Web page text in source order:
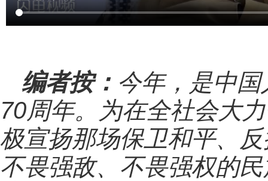
编者按： 今年，是中
70周年。为在全社会大
极宣扬那场保卫和平、
不畏强敌、不畏强权的